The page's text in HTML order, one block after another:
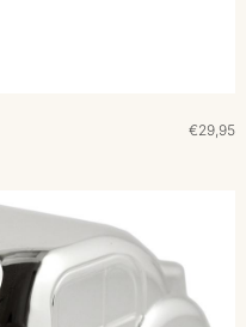
€29,95